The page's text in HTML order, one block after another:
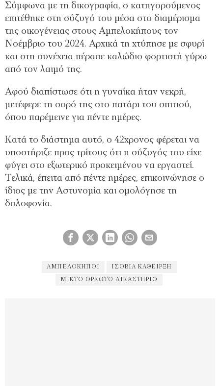
Σύμφωνα με τη δικογραφία, ο κατηγορούμενος
επιτέθηκε στη σύζυγό του μέσα στο διαμέρισμα
της οικογένειας στους Αμπελοκήπους τον
Νοέμβριο του 2024. Αρχικά τη χτύπησε με σφυρί
και στη συνέχεια πέρασε καλώδιο φορτιστή γύρω
από τον λαιμό της.
Αφού διαπίστωσε ότι η γυναίκα ήταν νεκρή,
μετέφερε τη σορό της στο πατάρι του σπιτιού,
όπου παρέμεινε για πέντε ημέρες.
Κατά το διάστημα αυτό, ο 42χρονος φέρεται να
υποστήριζε προς τρίτους ότι η σύζυγός του είχε
φύγει στο εξωτερικό προκειμένου να εργαστεί.
Τελικά, έπειτα από πέντε ημέρες, επικοινώνησε ο
ίδιος με την Αστυνομία και ομολόγησε τη
δολοφονία.
ΑΜΠΕΛΌΚΗΠΟΙ ΙΣΌΒΙΑ ΚΆΘΕΙΡΞΗ
ΜΙΚΤΌ ΟΡΚΩΤΌ ΔΙΚΑΣΤΉΡΙΟ